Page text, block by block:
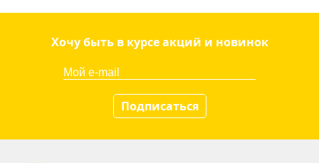
Хочу быть в курсе акций и новинок
Подписаться